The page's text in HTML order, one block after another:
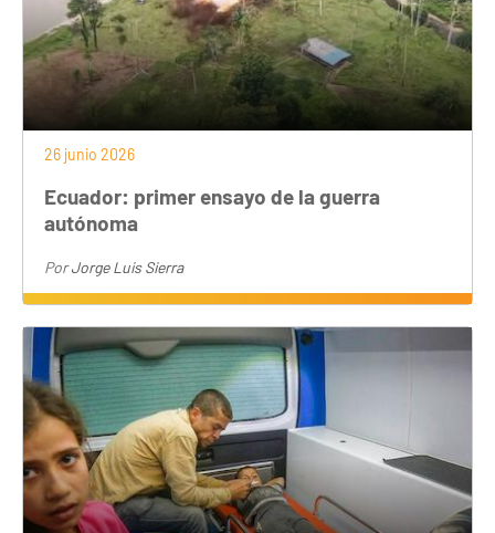
26 junio 2026
Ecuador: primer ensayo de la guerra
autónoma
PorJorge Luis Sierra